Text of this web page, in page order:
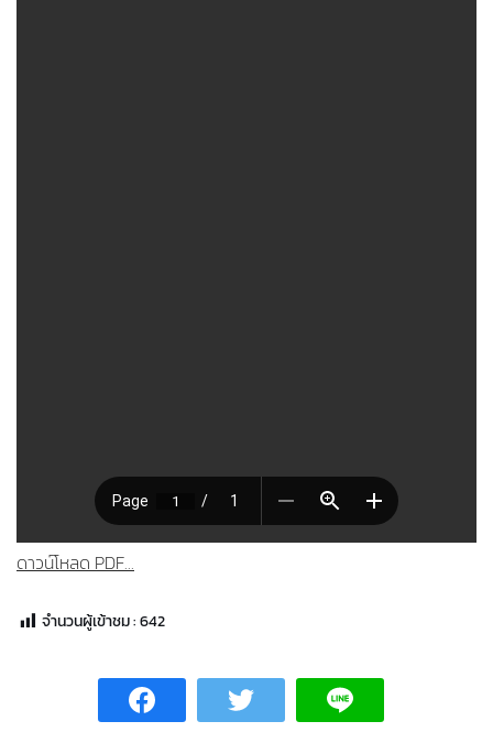
ดาวน์โหลด PDF...
จำนวนผู้เข้าชม :642